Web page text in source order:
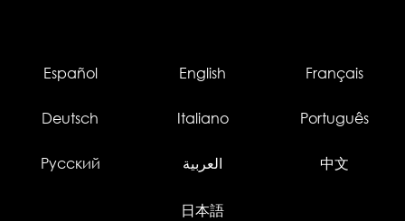
Español English Français
Deutsch Italiano Português
Русский العربية 中文
日本語